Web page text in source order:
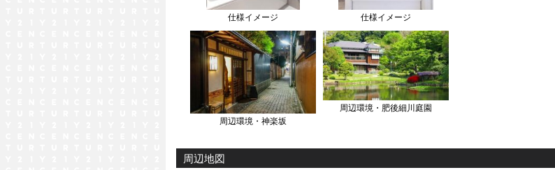
仕様イメージ 仕様イメージ
周辺環境・神楽坂
周辺環境・肥後細川庭園
周辺地図